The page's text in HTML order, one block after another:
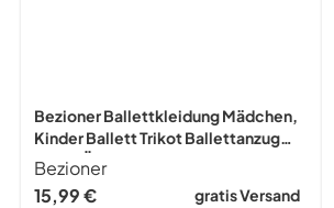
Bezioner Ballettkleidung Mädchen,
Kinder Ballett Trikot Ballettanzug
Lange Ärmel TanzBody for 3-12 Jahre
Schwarz 140
Bezioner
15,99 €
gratis Versand